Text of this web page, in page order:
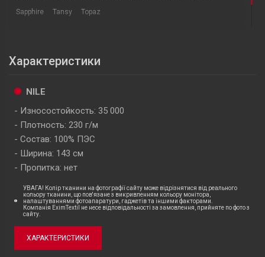
Sapphire
Tansy Topaz
Характеристики
NILE
Износостойкость: 35 000
Плотность: 230 г/м
Состав: 100% ПЭС
Ширина: 143 см
Пропитка: нет
УВАГА! Колір тканини на фотографії сайту може відрізнятися від реального
кольору тканини, що пов'язане з викривленням кольору монітора,
налаштуваннями фотоапаратури, гаджетів та іншими факторами.
Компанія EximTextil не несе відповідальності за замовлення, прийняте по фото з
сайту.
ХАРАКТЕРИСТИКИ